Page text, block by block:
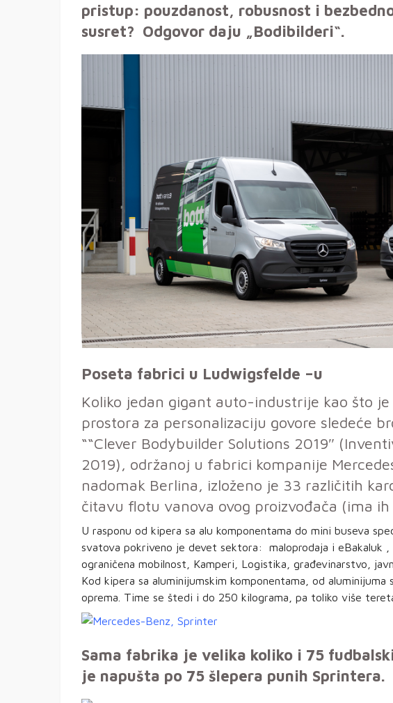
pristup: pouzdanost, robusnost i
susret? Odgovor daju „Bodibilderi“.
Poseta fabrici u Ludwigsfelde –u
Koliko jedan gigant auto-industrije kao što
prostora za personalizaciju govore sledeće
““Clever Bodybuilder Solutions 2019″
2019), održanoj u fabrici kompanije
nadomak Berlina, izloženo je 33 različitih
čitavu flotu vanova ovog proizvođača (ima
U rasponu od kipera sa alu komponentama do mini buseva
svatova pokriveno je devet sektora: maloprodaja i eBakaluk ,
ograničena mobilnost, Kamperi, Logistika, građevinarstvo,
Kod kipera sa aluminijumskim komponentama, od
oprema. Time se štedi i do 250 kilograma, pa toliko više
Sama fabrika je velika koliko i 75
je napušta po 75 šlepera punih Sprintera.